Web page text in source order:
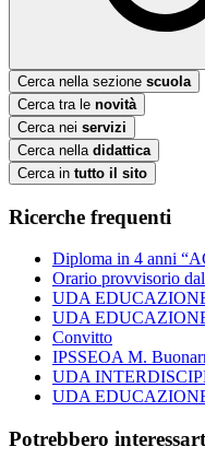
Cerca nella sezione scuola
Cerca tra le novità
Cerca nei servizi
Cerca nella didattica
Cerca in tutto il sito
Ricerche frequenti
Diploma in 4 anni
Orario provvisorio
UDA
UDA
Convitto
IPSSEOA M.
UDA
UDA
Potrebbero